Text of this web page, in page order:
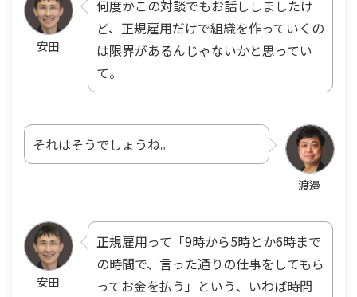
安田
何度かこの対談でもお話ししましたけ
ど、正規雇用だけで組織を作っていくの
は限界があるんじゃないかと思ってい
て。
渡邉
それはそうでしょうね。
安田
正規雇用って「9時から5時とか6時まで
の時間で、言った通りの仕事をしてもら
ってお金を払う」という、いわば時間